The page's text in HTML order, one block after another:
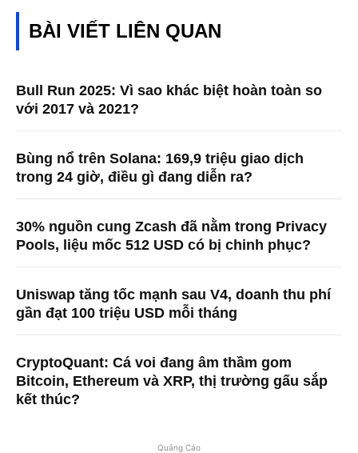
BÀI VIẾT LIÊN QUAN
Bull Run 2025: Vì sao khác biệt hoàn toàn so
với 2017 và 2021?
Bùng nổ trên Solana: 169,9 triệu giao dịch
trong 24 giờ, điều gì đang diễn ra?
30% nguồn cung Zcash đã nằm trong Privacy
Pools, liệu mốc 512 USD có bị chinh phục?
Uniswap tăng tốc mạnh sau V4, doanh thu phí
gần đạt 100 triệu USD mỗi tháng
CryptoQuant: Cá voi đang âm thầm gom
Bitcoin, Ethereum và XRP, thị trường gấu sắp
kết thúc?
Quảng Cáo